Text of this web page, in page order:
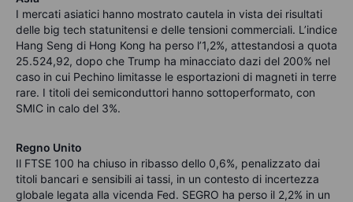
I mercati asiatici hanno mostrato cautela in vista dei risultati
delle big tech statunitensi e delle tensioni commerciali. L’indice
Hang Seng di Hong Kong ha perso l’1,2%, attestandosi a quota
25.524,92, dopo che Trump ha minacciato dazi del 200% nel
caso in cui Pechino limitasse le esportazioni di magneti in terre
rare. I titoli dei semiconduttori hanno sottoperformato, con
SMIC in calo del 3%.
Regno Unito
Il FTSE 100 ha chiuso in ribasso dello 0,6%, penalizzato dai
titoli bancari e sensibili ai tassi, in un contesto di incertezza
globale legata alla vicenda Fed. SEGRO ha perso il 2,2% in un